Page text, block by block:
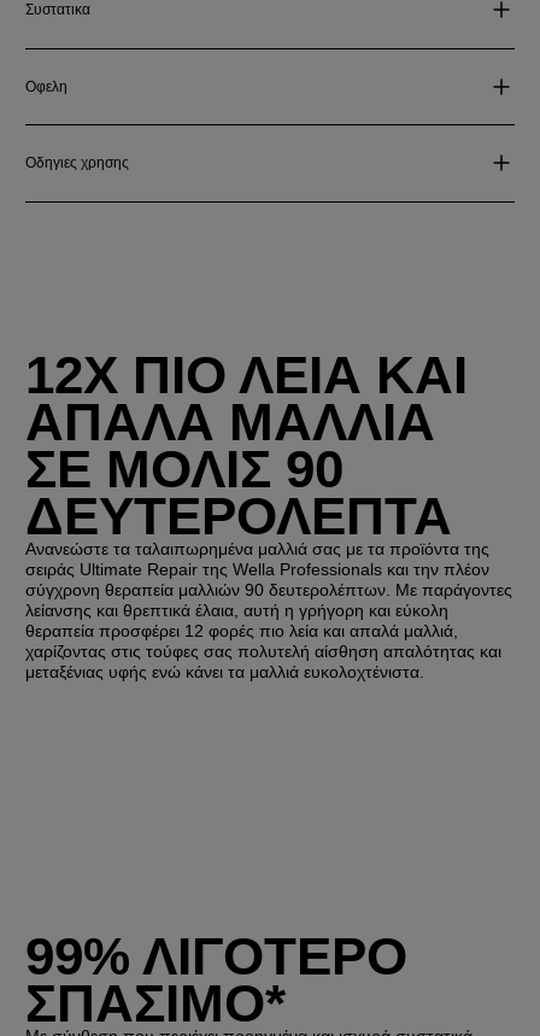
Συστατικα
Οφελη
Οδηγιες χρησης
12X ΠΙΟ ΛΕΙΑ ΚΑΙ
ΑΠΑΛΑ ΜΑΛΛΙΑ
ΣΕ ΜΟΛΙΣ 90
ΔΕΥΤΕΡΟΛΕΠΤΑ
Ανανεώστε τα ταλαιπωρημένα μαλλιά σας με τα προϊόντα της
σειράς Ultimate Repair της Wella Professionals και την πλέον
σύγχρονη θεραπεία μαλλιών 90 δευτερολέπτων. Με παράγοντες
λείανσης και θρεπτικά έλαια, αυτή η γρήγορη και εύκολη
θεραπεία προσφέρει 12 φορές πιο λεία και απαλά μαλλιά,
χαρίζοντας στις τούφες σας πολυτελή αίσθηση απαλότητας και
μεταξένιας υφής ενώ κάνει τα μαλλιά ευκολοχτένιστα.
99% ΛΙΓΟΤΕΡΟ
ΣΠΑΣΙΜΟ*